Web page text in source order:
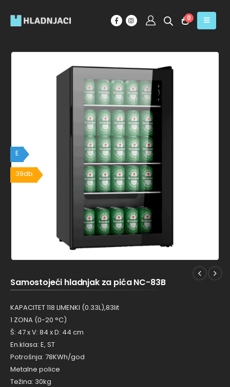
0
39db
E
Samostojeći hladnjak za pića NC-83B
KAPACITET 118 LIMENKI (0.33L),83lit
1 ZONA (0-20 °C)
Š: 47 x V: 84 x D: 44 cm
En.klasa: E, ST
Potrošnja: 78KWh/god
Metalne police
Težina: 30kg